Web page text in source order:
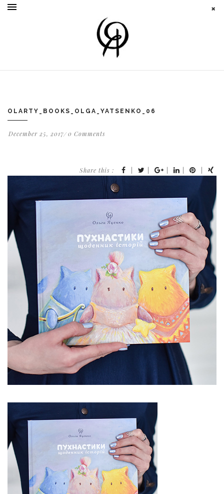
OLARTY_BOOKS_OLGA_YATSENKO_06
December 25, 2017 0 Comments
Share this :